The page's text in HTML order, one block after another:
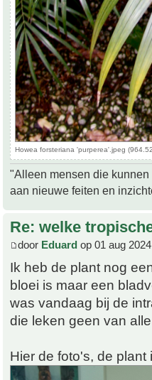
Howea forsteriana 'purperea'.jpeg
"Alleen mensen die
aan nieuwe feiten en
Re: welke
door Eduard op 01 aug
Ik heb de plant nog
bloei is maar een
was vandaag bij de
die leken geen van
Hier de foto's, de